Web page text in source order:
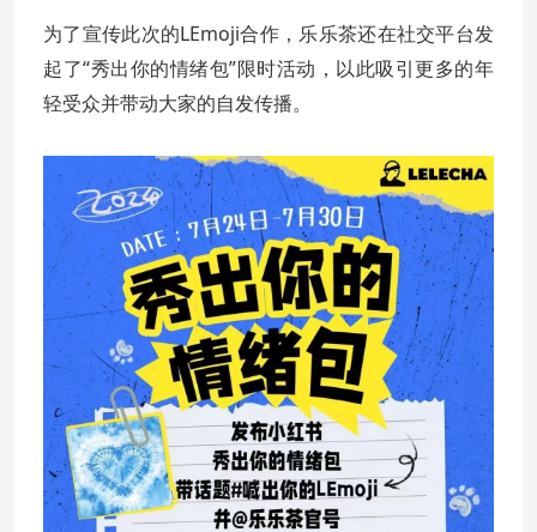
为了宣传此次的LEmoji合作，乐乐茶还在社交平台发
起了“秀出你的情绪包”限时活动，以此吸引更多的年
轻受众并带动大家的自发传播。